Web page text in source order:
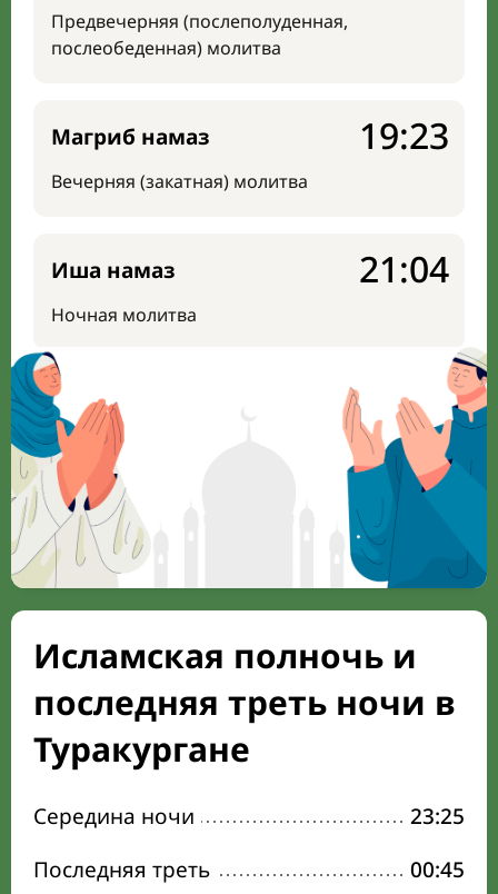
Предвечерняя (послеполуденная,
послеобеденная) молитва
Магриб намаз
Вечерняя (закатная) молитва
19:23
Иша намаз
Ночная молитва
21:04
Исламская полночь и
последняя треть ночи в
Туракургане
Середина ночи
23:25
Последняя треть
00:45